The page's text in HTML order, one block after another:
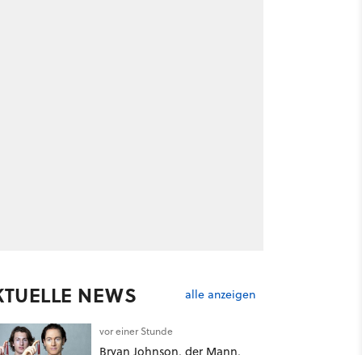
NEWS alle anzeigen
vor einer Stunde